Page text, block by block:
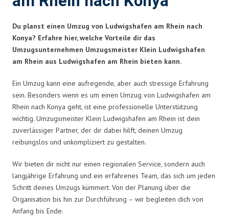
Du planst einen Umzug von Ludwigshafen am Rhein nach
Konya? Erfahre hier, welche Vorteile dir das
Umzugsunternehmen Umzugsmeister Klein Ludwigshafen
am Rhein aus Ludwigshafen am Rhein bieten kann.
Ein Umzug kann eine aufregende, aber auch stressige Erfahrung
sein. Besonders wenn es um einen Umzug von Ludwigshafen am
Rhein nach Konya geht, ist eine professionelle Unterstützung
wichtig. Umzugsmeister Klein Ludwigshafen am Rhein ist dein
zuverlässiger Partner, der dir dabei hilft, deinen Umzug
reibungslos und unkompliziert zu gestalten.
Wir bieten dir nicht nur einen regionalen Service, sondern auch
langjährige Erfahrung und ein erfahrenes Team, das sich um jeden
Schritt deines Umzugs kümmert. Von der Planung über die
Organisation bis hin zur Durchführung – wir begleiten dich von
Anfang bis Ende.